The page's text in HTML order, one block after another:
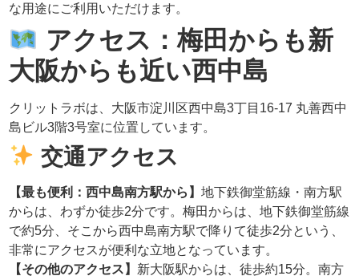
な用途にご利用いただけます。
アクセス：梅田からも新
大阪からも近い西中島
クリットラボは、大阪市淀川区西中島3丁目16-17 丸善西中
島ビル3階3号室に位置しています。
交通アクセス
【最も便利：西中島南方駅から】地下鉄御堂筋線・南方駅
からは、わずか徒歩2分です。梅田からは、地下鉄御堂筋線
で約5分、そこから西中島南方駅で降りて徒歩2分という、
非常にアクセスが便利な立地となっています。
【その他のアクセス】 新大阪駅からは、徒歩約15分。南方